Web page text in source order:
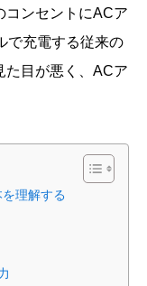
コンセントにACア
で充電する従来の
た目が悪く、ACア
理解する